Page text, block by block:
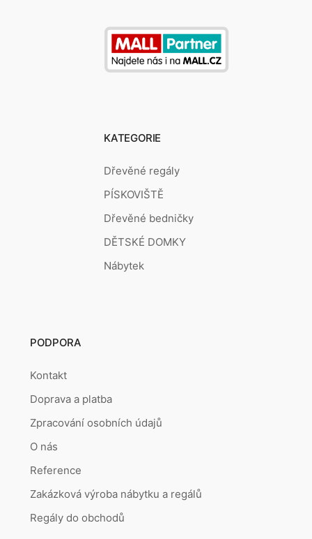
KATEGORIE
Dřevěné regály
PÍSKOVIŠTĚ
Dřevěné bedničky
DĚTSKÉ DOMKY
Nábytek
PODPORA
Kontakt
Doprava a platba
Zpracování osobních údajů
O nás
Reference
Zakázková výroba nábytku a regálů
Regály do obchodů